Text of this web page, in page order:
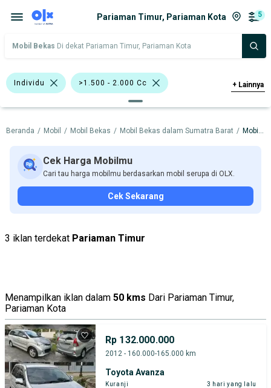
Pariaman Timur, Pariaman Kota 5
Mobil Bekas Di dekat Pariaman Timur, Pariaman Kota
Individu >1.500 - 2.000 Cc
Silver Honda Civic Honda
Toyota
Harga Merek Dan Model
+ Lainnya
Beranda / Mobil / Mobil Bekas / Mobil Bekas dalam Sumatra Barat / Mobil Bekas dalam Pariaman Kota
Cek Harga Mobilmu
Cari tau harga mobilmu berdasarkan mobil serupa di OLX.
Cek Sekarang
3 iklan terdekat Pariaman Timur
Menampilkan iklan dalam 50 kms Dari Pariaman Timur,
Pariaman Kota
Rp 132.000.000
2012 - 160.000-165.000 km
Toyota Avanza
Kuranji 3 hari yang lalu